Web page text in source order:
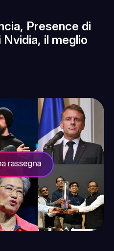
Presence di
Nvidia, il meglio